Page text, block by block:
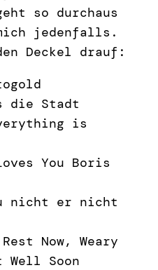
so durchaus
jedenfalls.
Deckel drauf:
die Stadt
is
You Boris
nicht er nicht
Now, Weary
Well Soon